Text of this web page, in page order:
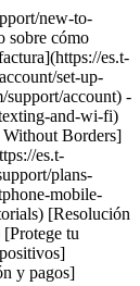
new-to-
sobre cómo
es.t-
set-up-
support/account) -
and-wi-fi)
Borders]
es.t-
plans-
mobile-
[Resolución
tu
y pagos]